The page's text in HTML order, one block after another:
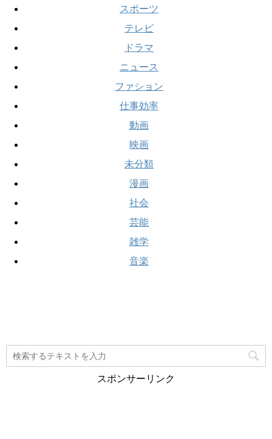
スポーツ
テレビ
ドラマ
ニュース
ファション
仕事効率
動画
映画
未分類
漫画
社会
芸能
雑学
音楽
スポンサーリンク